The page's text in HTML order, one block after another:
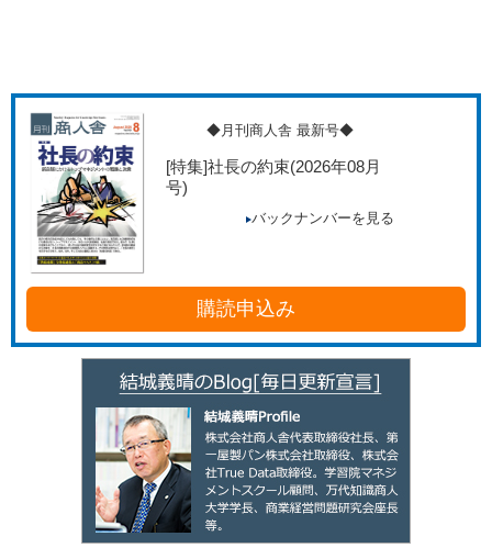
◆月刊商人舎 最新号◆
[特集]社長の約束(2026年08月
号)
バックナンバーを見る
購読申込み